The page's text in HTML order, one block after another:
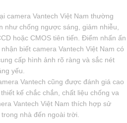
camera Vantech Việt Nam thường
như chống ngược sáng, giảm nhiễu,
hoặc CMOS tiên tiến. Điểm nhấn ấn
biết camera Vantech Việt Nam có
cấp hình ảnh rõ ràng và sắc nét
yếu.
Vantech cũng được đánh giá cao
kế chắc chắn, chất liệu chống va
Vantech Việt Nam thích hợp sử
nhà đến ngoài trời.